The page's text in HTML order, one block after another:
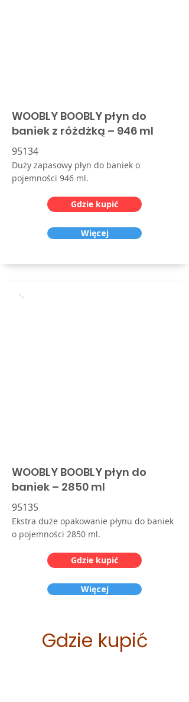
WOOBLY BOOBLY płyn do
baniek z różdżką – 946 ml
95134
Duży zapasowy płyn do baniek o
pojemności 946 ml.
Gdzie kupić
Więcej
WOOBLY BOOBLY płyn do
baniek – 2850 ml
95135
Ekstra duże opakowanie płynu do baniek
o pojemności 2850 ml.
Gdzie kupić
Więcej
Gdzie kupić